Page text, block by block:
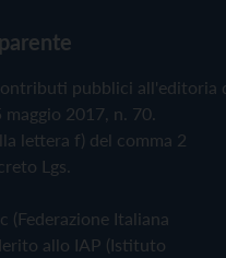
pubblici all'editoria
2017, n. 70.
lettera f) del comma 2
Lgs.
(Federazione Italiana
allo IAP (Istituto